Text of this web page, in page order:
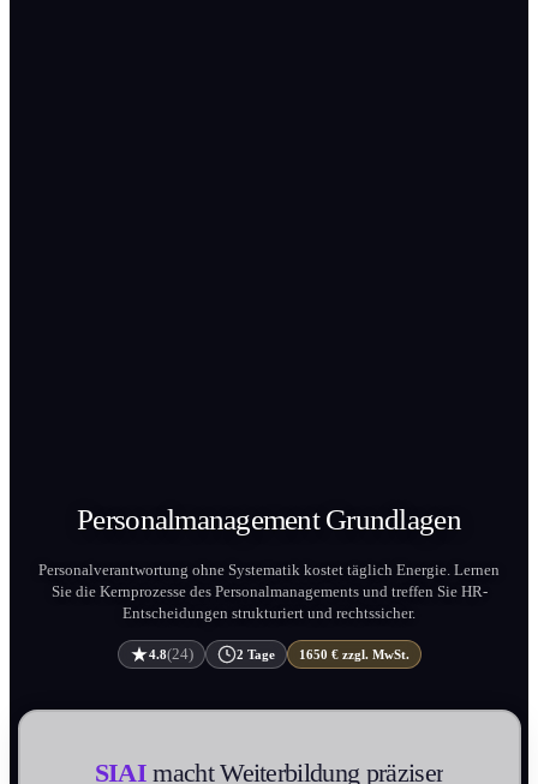
Personal­managementGrundlagen
Personalverantwortung ohne Systematik kostet täglich Energie. Lernen
Sie die Kernprozesse des Personal­management­s und treffen Sie HR-
Entscheidung­en strukturiert und rechtssicher.
4.8(24) 2 Tage 1650 € zzgl. MwSt.
SIAImacht Weiter­bildung präziser